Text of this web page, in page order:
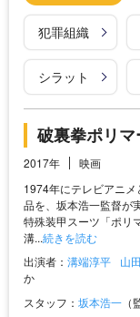
犯罪組織
シラット
破裏拳ポリマ
2017年
映画
1974年にテレビアニ
品を、坂本浩一監督が
特殊装甲スーツ「ポリ
溝...続きを読む
出演者： 溝端淳平 山
か
スタッフ： 坂本浩一 （